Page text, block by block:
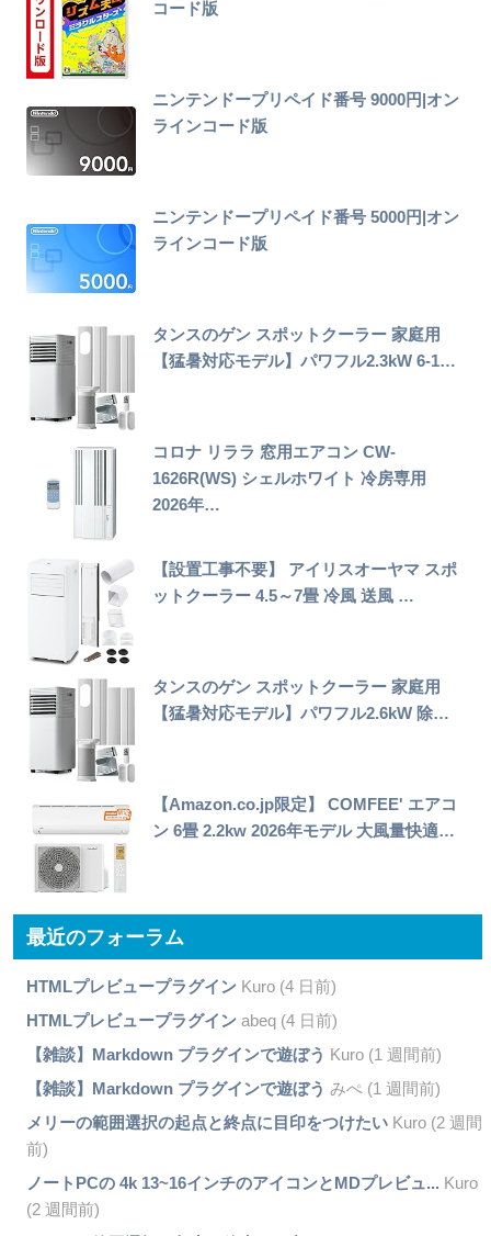
コード版
ニンテンドープリペイド番号 9000円|オン
ラインコード版
ニンテンドープリペイド番号 5000円|オン
ラインコード版
タンスのゲン スポットクーラー 家庭用
【猛暑対応モデル】パワフル2.3kW 6-1…
コロナ リララ 窓用エアコン CW-
1626R(WS) シェルホワイト 冷房専用
2026年…
【設置工事不要】 アイリスオーヤマ スポ
ットクーラー 4.5～7畳 冷風 送風 …
タンスのゲン スポットクーラー 家庭用
【猛暑対応モデル】パワフル2.6kW 除…
【Amazon.co.jp限定】 COMFEE' エアコ
ン 6畳 2.2kw 2026年モデル 大風量快適…
最近のフォーラム
HTMLプレビュープラグインKuro (4 日前)
HTMLプレビュープラグインabeq (4 日前)
【雑談】Markdown プラグインで遊ぼう Kuro (1 週間前)
【雑談】Markdown プラグインで遊ぼう みぺ (1 週間前)
メリーの範囲選択の起点と終点に目印をつけたいKuro (2 週間
前)
ノートPCの 4k 13~16インチのアイコンとMDプレビュ... Kuro
(2 週間前)